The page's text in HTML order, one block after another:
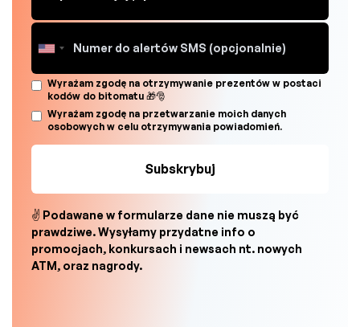
Wyrażam zgodę na otrzymywanie prezentów w postaci
kodów do bitomatu 🎁🎅
Wyrażam zgodę na przetwarzanie moich danych
osobowych w celu otrzymywania powiadomień.
✌ Podawane w formularze dane nie muszą być
prawdziwe. Wysyłamy przydatne info o
promocjach, konkursach i newsach nt. nowych
ATM, oraz nagrody.